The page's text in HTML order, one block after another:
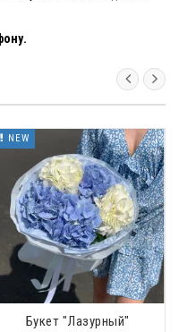
NEW
Букет "Лазурный"